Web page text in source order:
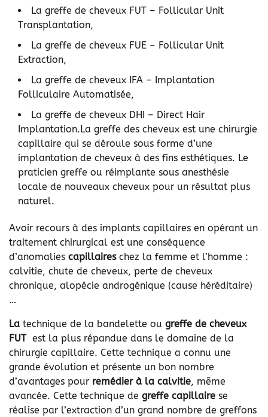
La greffe de cheveux FUT – Follicular Unit
Transplantation,
La greffe de cheveux FUE – Follicular Unit
Extraction,
La greffe de cheveux IFA – Implantation
Folliculaire Automatisée,
La greffe de cheveux DHI – Direct Hair
Implantation.La greffe des cheveux est une chirurgie
capillaire qui se déroule sous forme d’une
implantation de cheveux à des fins esthétiques. Le
praticien greffe ou réimplante sous anesthésie
locale de nouveaux cheveux pour un résultat plus
naturel.
Avoir recours à des implants capillaires en opérant un
traitement chirurgical est une conséquence
d’anomalies capillaireschez la femme et l’homme :
calvitie, chute de cheveux, perte de cheveux
chronique, alopécie androgénique (cause héréditaire)
…
La technique de la bandelette ou greffe de cheveux
FUTest la plus répandue dans le domaine de la
chirurgie capillaire. Cette technique a connu une
grande évolution et présente un bon nombre
d’avantages pour remédier à la calvitie, même
avancée. Cette technique de greffe capillaire se
réalise par l’extraction d’un grand nombre de greffons